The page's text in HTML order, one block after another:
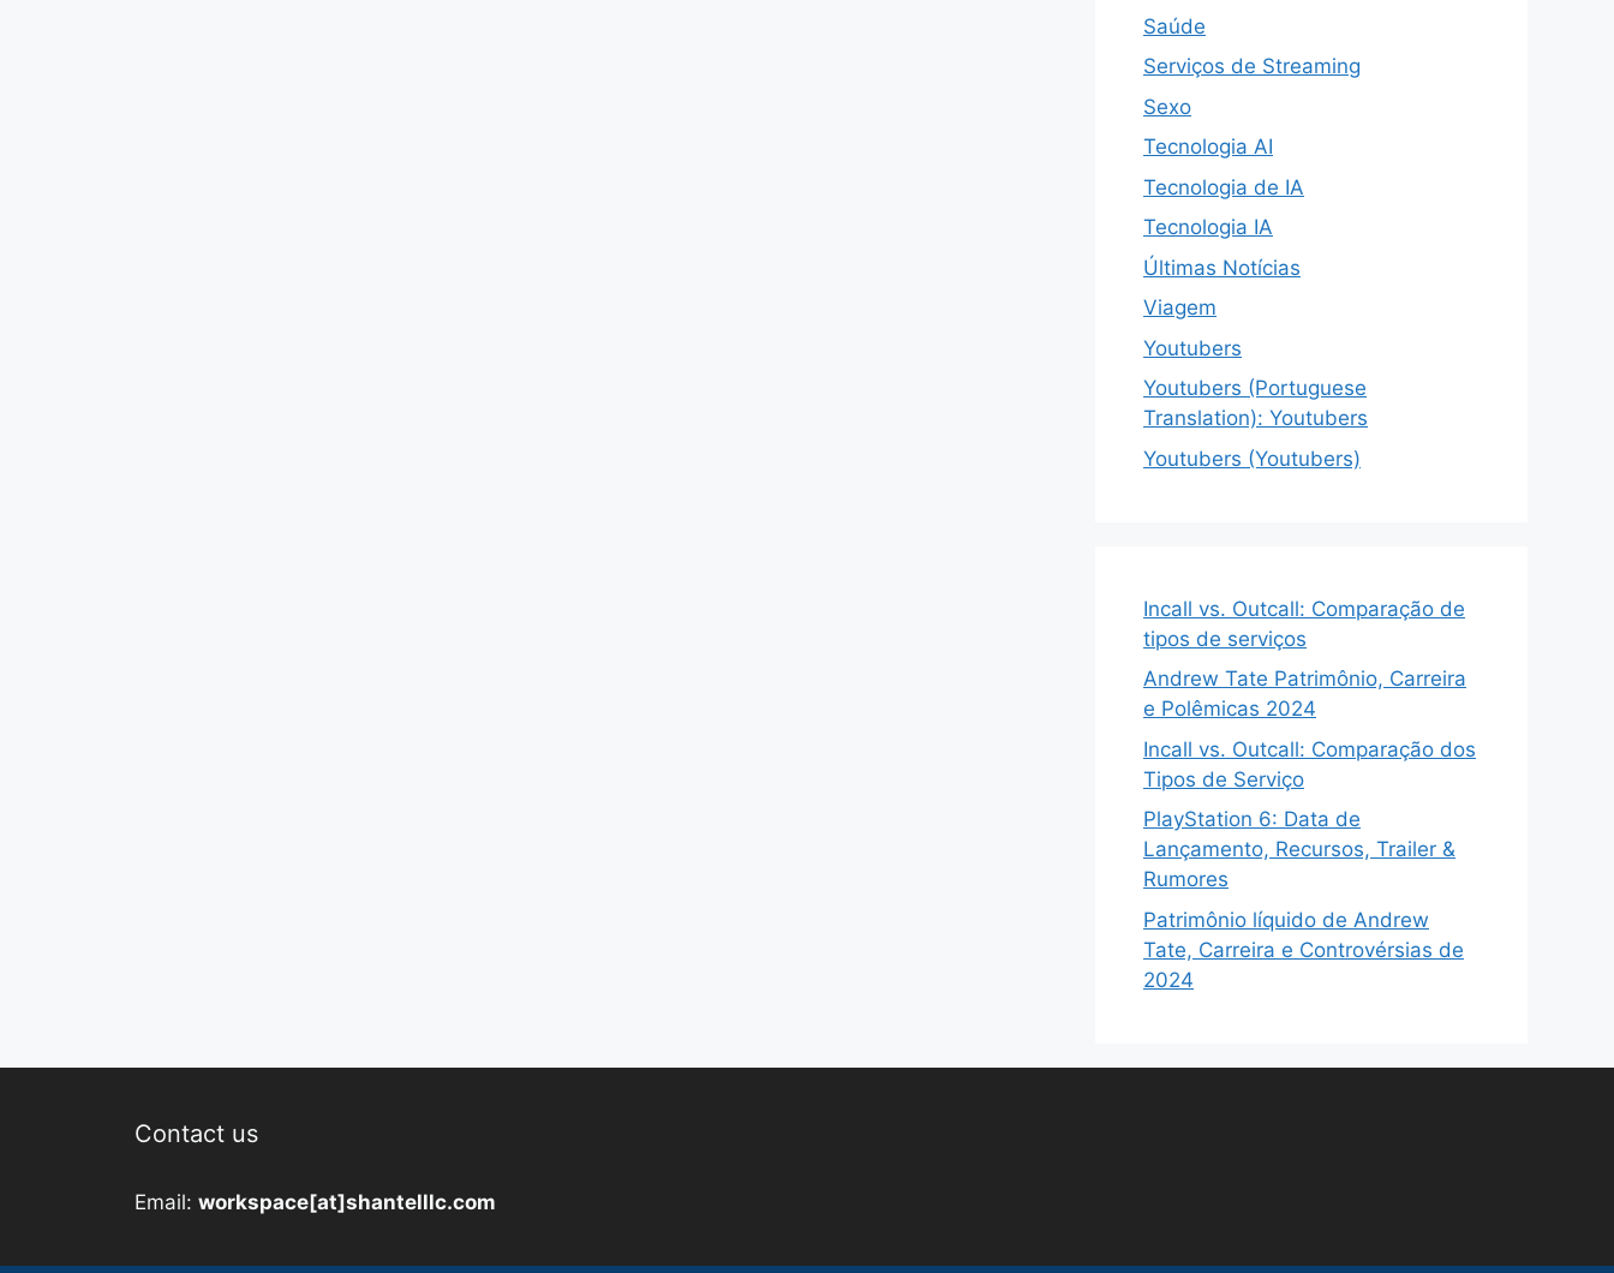
Saúde
Serviços de Streaming
Sexo
Tecnologia AI
Tecnologia de IA
Tecnologia IA
Últimas Notícias
Viagem
Youtubers
Youtubers (Portuguese
Translation): Youtubers
Youtubers (Youtubers)
Incall vs. Outcall: Comparação de
tipos de serviços
Andrew Tate Patrimônio, Carreira
e Polêmicas 2024
Incall vs. Outcall: Comparação dos
Tipos de Serviço
PlayStation 6: Data de
Lançamento, Recursos, Trailer &
Rumores
Patrimônio líquido de Andrew
Tate, Carreira e Controvérsias de
2024
Contact us
Email: workspace[at]shantelllc.com